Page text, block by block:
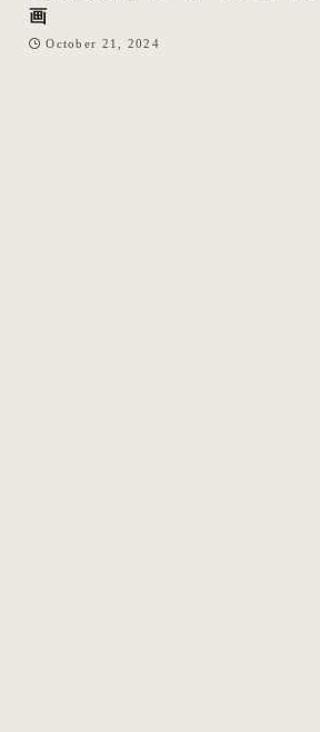
画
October 21, 2024